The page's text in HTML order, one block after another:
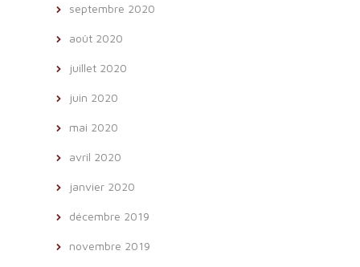
septembre 2020
août 2020
juillet 2020
juin 2020
mai 2020
avril 2020
janvier 2020
décembre 2019
novembre 2019